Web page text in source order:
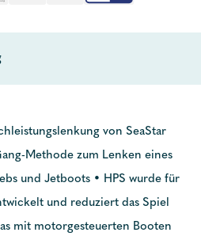
von SeaStar
Methode zum Lenken eines
und Jetboots • HPS wurde für
und reduziert das Spiel
mit motorgesteuerten Booten